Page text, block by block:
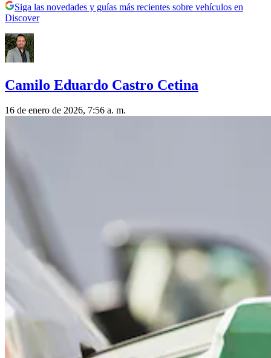
Siga las novedades y guías más recientes sobre vehículos en
Discover
Camilo Eduardo Castro Cetina
16 de enero de 2026, 7:56 a. m.